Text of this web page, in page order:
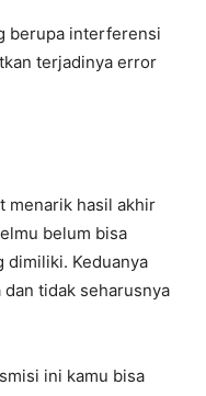
berupa interferensi
terjadinya error
menarik hasil akhir
belum bisa
dimiliki. Keduanya
tidak seharusnya
ini kamu bisa